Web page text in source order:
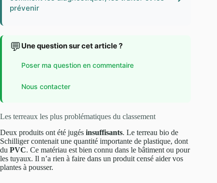
prévenir
💬 Une question sur cet article ?
Poser ma question en commentaire
Nous contacter
Les terreaux les plus problématiques du classement
Deux produits ont été jugés insuffisants. Le terreau bio de
Schilliger contenait une quantité importante de plastique, dont
du PVC. Ce matériau est bien connu dans le bâtiment ou pour
les tuyaux. Il n’a rien à faire dans un produit censé aider vos
plantes à pousser.